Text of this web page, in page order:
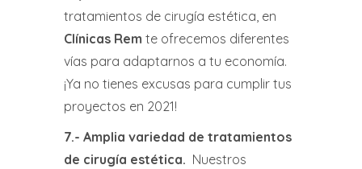
tratamientos de cirugía estética, en
Clínicas Rem te ofrecemos diferentes
vías para adaptarnos a tu economía.
¡Ya no tienes excusas para cumplir tus
proyectos en 2021!
7.- Amplia variedad de tratamientos
de cirugía estética. Nuestros